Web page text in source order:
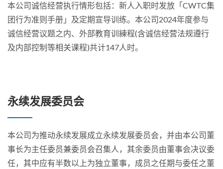
本公司诚信经营执行情形包括：新人入职时发放「CWTC集
团行为准则手册」及定期宣导训练。本公司2024年度参与
诚信经营议题之内、外部教育训練程(含诚信经营法规遵行
及内部控制等相关课程)共计147人时。
永续发展委员会
本公司为推动永续发展成立永续发展委员会，并由本公司董
事长为主任委员兼委员会召集人，其余委员由董事会决议委
任，其中应有半数以上为独立董事，成员之任期与委任之董